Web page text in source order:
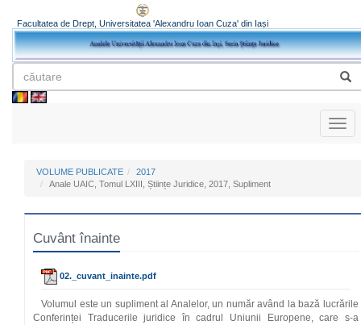
Facultatea de Drept, Universitatea 'Alexandru Ioan Cuza' din Iași
VOLUME PUBLICATE
2017
Anale UAIC, Tomul LXIII, Științe Juridice, 2017, Supliment
Cuvânt înainte
02._cuvant_inainte.pdf
Volumul este un supliment al Analelor, un număr având la bază lucrările
Conferinței Traducerile juridice în cadrul Uniunii Europene, care s-a